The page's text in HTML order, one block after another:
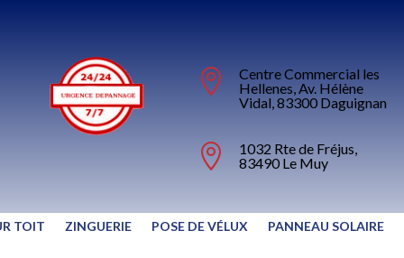

Centre Commercial les
Hellenes, Av. Hélène
Vidal, 83300 Daguignan

1032 Rte de Fréjus,
83490 Le Muy
TOIT ZINGUERIE POSE DE VÉLUX PANNEAU SOLAIRE